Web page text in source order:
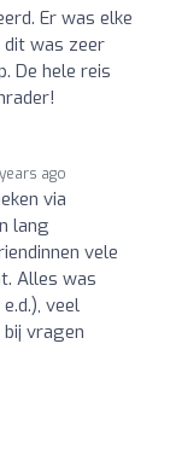
Er was elke
dit was zeer
De hele reis
ago
via
lang
vele
Alles was
veel
vragen